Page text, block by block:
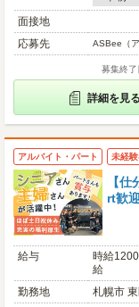
面接地
応募先
ASBee（
募集終了
詳細を見る
アルバイト・パート 未経
【
rt歓
給与
時給
給
勤務地
札幌市